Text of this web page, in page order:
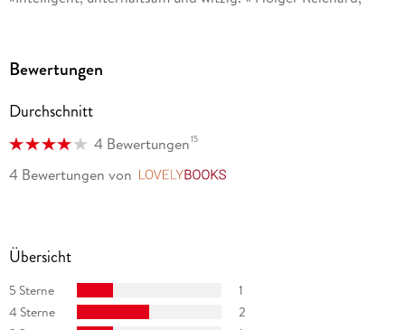
Seelenleben eines Fans gibt, der jedoch nicht entzaubert
Bewertungen
Durchschnitt
4 Bewertungen15
4 Bewertungen von
Übersicht
5 Sterne
1
4 Sterne
2